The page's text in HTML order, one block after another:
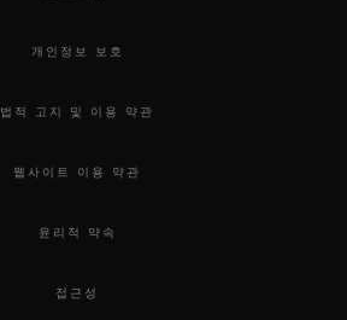
개인정보 보호
법적 고지 및 이용 약관
웹사이트 이용 약관
윤리적 약속
접근성